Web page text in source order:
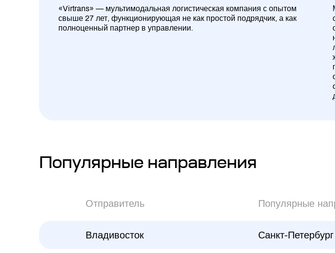
«Virtrans» — мультимодальная логистическая компания с опытом
свыше 27 лет, функционирующая не как простой подрядчик, а как
полноценный партнер в управлении.
Популярные направления
Отправитель Популярные
Владивосток Санкт-Петербург